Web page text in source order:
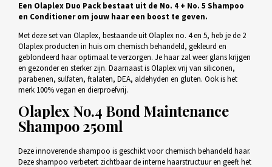
Een Olaplex Duo Pack bestaat uit de No. 4 + No. 5 Shampoo
en Conditioner om jouw haar een boost te geven.
Met deze set van Olaplex, bestaande uit Olaplex no. 4 en 5, heb je de 2
Olaplex producten in huis om chemisch behandeld, gekleurd en
geblondeerd haar optimaal te verzorgen. Je haar zal weer glans krijgen
en gezonder en sterker zijn. Daarnaast is Olaplex vrij van siliconen,
parabenen, sulfaten, ftalaten, DEA, aldehyden en gluten. Ook is het
merk 100% vegan en dierproefvrij.
Olaplex No.4 Bond Maintenance
Shampoo 250ml
Deze innoverende shampoo is geschikt voor chemisch behandeld haar.
Deze shampoo verbetert zichtbaar de interne haarstructuur en geeft het